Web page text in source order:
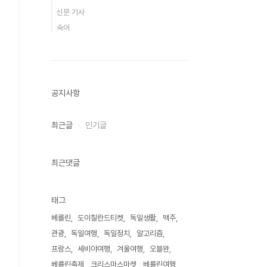
신문 기사
숙어
공지사항
최근글 인기글
최근댓글
태그
베를린 도이칠란드티켓 독일생활
맥주
관광
독일여행 독일정치
알고리즘
프랑스
세비야여행 겨울여행
오블완
베를린축제
크리스마스마켓
베를린여행